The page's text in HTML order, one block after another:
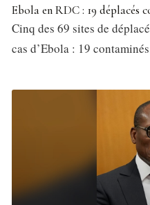
Ebola en RDC : 19 déplacés
Cinq des 69 sites de
cas d’Ebola : 19